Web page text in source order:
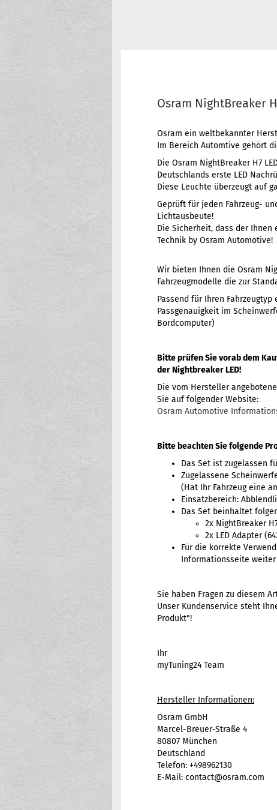
Osram NightBreaker
Osram ein weltbekannter
Im Bereich Automtive gehört
Die Osram NightBreaker H7
Deutschlands erste LED
Diese Leuchte überzeugt auf
Geprüft für jeden Fahrzeug-
Lichtausbeute!
Die Sicherheit, dass der Ihnen
Technik by Osram Automotive!
Wir bieten Ihnen die Osram
Fahrzeugmodelle die zur
Passend für Ihren
Passgenauigkeit im
Bordcomputer)
Bitte prüfen Sie vorab dem
der Nightbreaker LED!
Die vom Hersteller
Sie auf folgender Website:
Osram Automotive
Bitte beachten Sie folgende
Das Set ist zugelassen
Zugelassene
(Hat Ihr Fahrzeug eine
Einsatzbereich:
Das Set beinhaltet
2x NightBreaker
2x LED Adapter
Für die korrekte
Informationsseite weiter
Sie haben Fragen zu diesem
Unser Kundenservice steht
Produkt"!
Ihr
myTuning24 Team
Hersteller Informationen:
Osram GmbH
Marcel-Breuer-Straße 4
80807 München
Deutschland
Telefon: +498962130
E-Mail: contact@osram.com